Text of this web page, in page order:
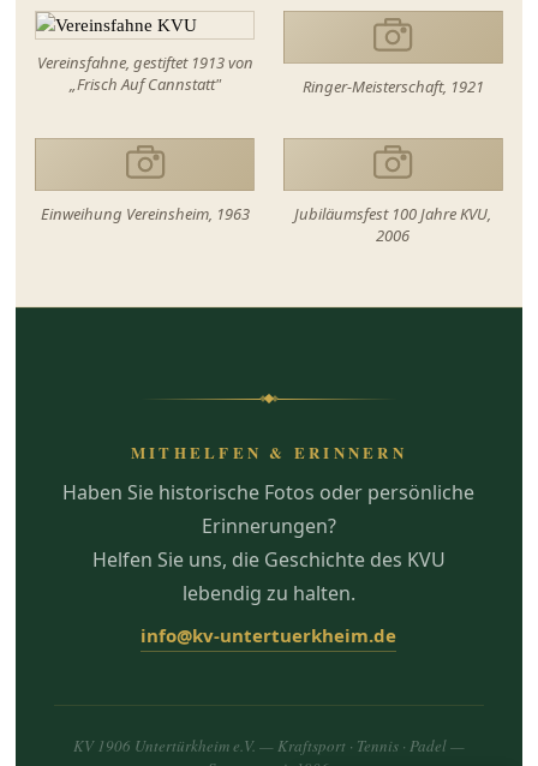
Vereinsfahne, gestiftet 1913 von
„Frisch Auf Cannstatt"
Ringer-Meisterschaft, 1921
Einweihung Vereinsheim, 1963
Jubiläumsfest 100 Jahre KVU,
2006
MITHELFEN & ERINNERN
Haben Sie historische Fotos oder persönliche
Erinnerungen?
Helfen Sie uns, die Geschichte des KVU
lebendig zu halten.
info@kv-untertuerkheim.de
KV 1906 Untertürkheim e.V. — Kraftsport · Tennis · Padel —